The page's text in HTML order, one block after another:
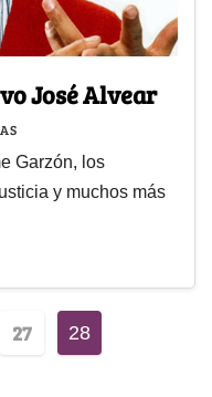
José Alvear
Garzón, los
y muchos más
27 28